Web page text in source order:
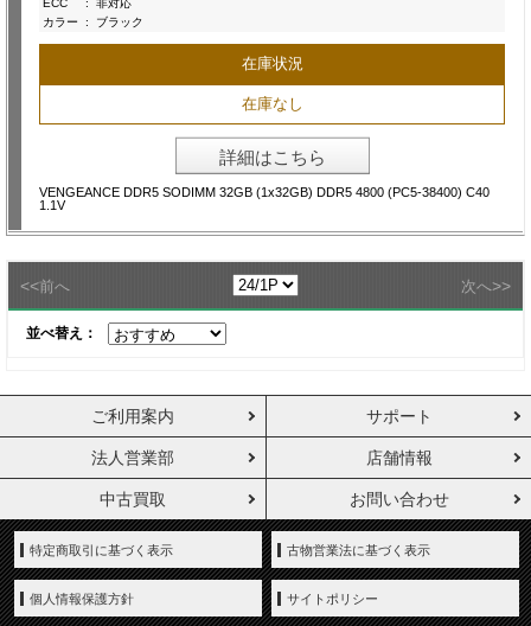
ECC
:
非対応
カラー
: ブラック
在庫状況
在庫なし
詳細はこちら
VENGEANCE DDR5 SODIMM 32GB (1x32GB) DDR5 4800 (PC5-38400) C40
1.1V
<<前へ 次へ>>
並べ替え：
ご利用案内 サポート
法人営業部 店舗情報
中古買取 お問い合わせ
特定商取引に基づく表示 古物営業法に基づく表示
個人情報保護方針 サイトポリシー